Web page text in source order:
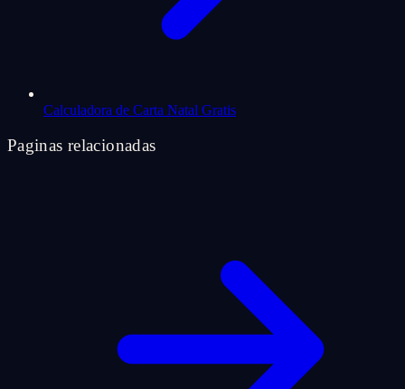
Calculadora de Carta Natal Gratis
Paginas relacionadas